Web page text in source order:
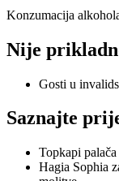
Konzumacija
Nije
Gosti u
Saznajte
Topkapi palača
Hagia Sophia